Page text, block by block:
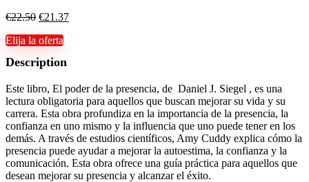
€22.50 €21.37
Elija la oferta
Description
Este libro, El poder de la presencia, de Daniel J. Siegel , es una
lectura obligatoria para aquellos que buscan mejorar su vida y su
carrera. Esta obra profundiza en la importancia de la presencia, la
confianza en uno mismo y la influencia que uno puede tener en los
demás. A través de estudios científicos, Amy Cuddy explica cómo la
presencia puede ayudar a mejorar la autoestima, la confianza y la
comunicación. Esta obra ofrece una guía práctica para aquellos que
desean mejorar su presencia y alcanzar el éxito.